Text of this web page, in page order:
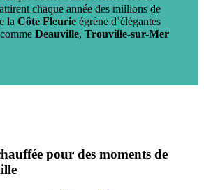
chaque année des millions de
la Côte Fleurie égrène d’élégantes
Deauville, Trouville-sur-Mer
pour des moments de